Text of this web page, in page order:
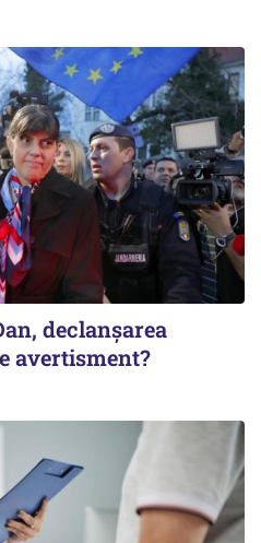
declanșarea
avertisment?